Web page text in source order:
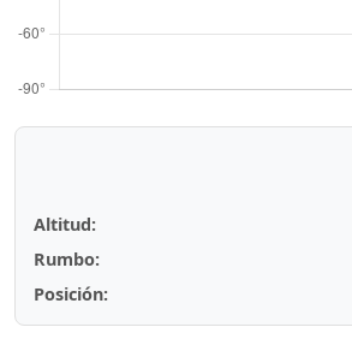
Altitud:
Rumbo:
Posición: